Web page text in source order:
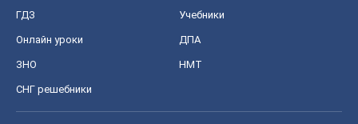
ГДЗ Учебники
Онлайн уроки ДПА
ЗНО НМТ
СНГ решебники